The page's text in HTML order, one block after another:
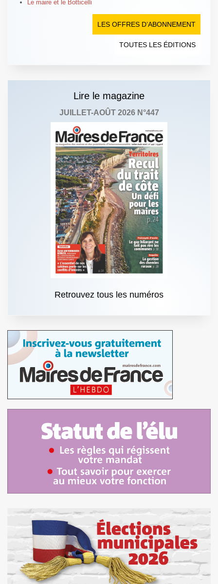
Le maire et le Botticelli
LES OFFRES D’ABONNEMENT
TOUTES LES ÉDITIONS
Lire le magazine
JUILLET-AOÛT 2026 N°447
Retrouvez tous les numéros